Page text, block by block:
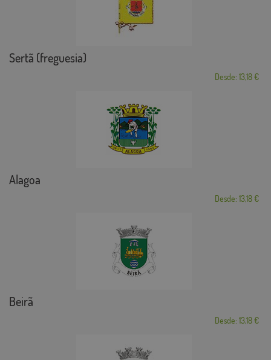
Sertã (freguesia)
Desde: 13,18 €
Alagoa
Desde: 13,18 €
Beirã
Desde: 13,18 €